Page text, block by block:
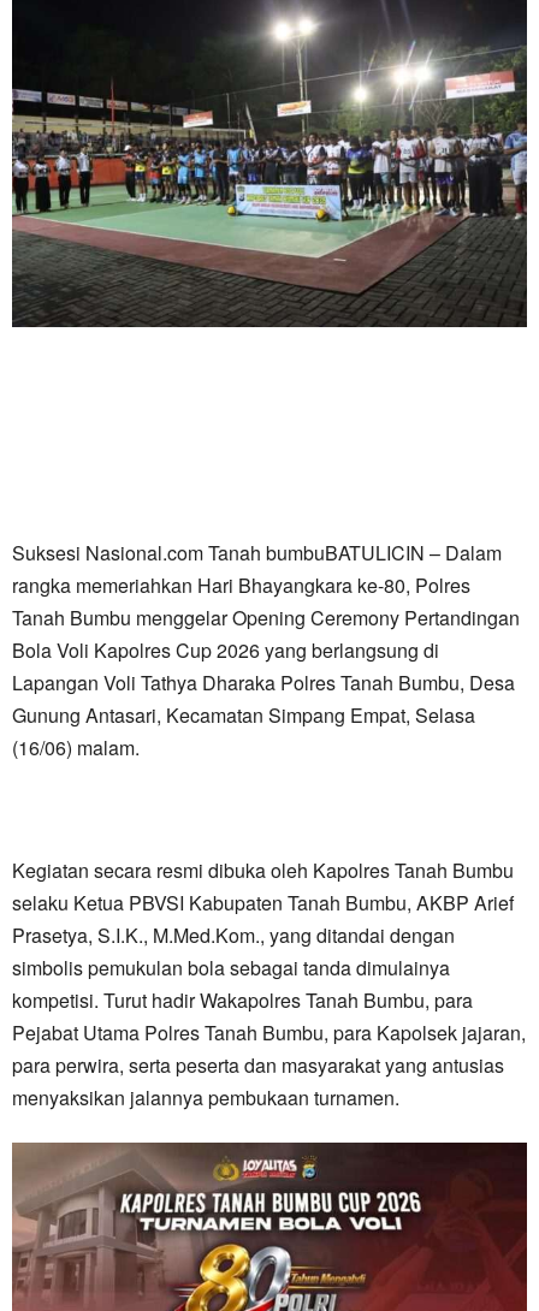
Suksesi Nasional.com Tanah bumbuBATULICIN – Dalam
rangka memeriahkan Hari Bhayangkara ke-80, Polres
Tanah Bumbu menggelar Opening Ceremony Pertandingan
Bola Voli Kapolres Cup 2026 yang berlangsung di
Lapangan Voli Tathya Dharaka Polres Tanah Bumbu, Desa
Gunung Antasari, Kecamatan Simpang Empat, Selasa
(16/06) malam.
Kegiatan secara resmi dibuka oleh Kapolres Tanah Bumbu
selaku Ketua PBVSI Kabupaten Tanah Bumbu, AKBP Arief
Prasetya, S.I.K., M.Med.Kom., yang ditandai dengan
simbolis pemukulan bola sebagai tanda dimulainya
kompetisi. Turut hadir Wakapolres Tanah Bumbu, para
Pejabat Utama Polres Tanah Bumbu, para Kapolsek jajaran,
para perwira, serta peserta dan masyarakat yang antusias
menyaksikan jalannya pembukaan turnamen.